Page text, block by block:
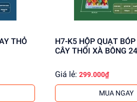
H7-K5 HỘP QUẠT BÓP TAY TRÁI
CÂY THỔI XÀ BÔNG
Giá lẻ: 299.000₫
MUA NGAY